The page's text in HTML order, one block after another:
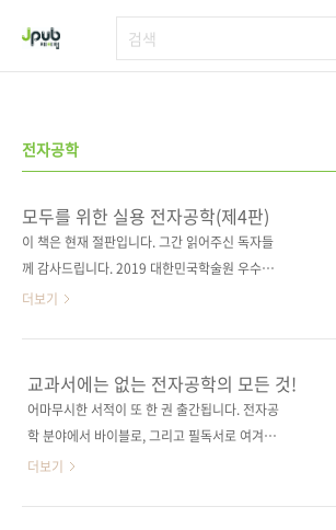
전자공학
모두를 위한 실용 전자공학(제4판)
이 책은 현재 절판입니다. 그간 읽어주신 독자들
께 감사드립니다. 2019 대한민국학술원 우수학
술도서 선정!초보 메이커는 물론 현업 종사자 모
Education원서명 Practical Electronics for
Inventors, Fourth Edition(원서 ISBN:
9781259587542) 저자명 폴 슈레즈, 사이먼 몽
이지 1076쪽시리즈 I♥Robot 13판 형 국배판
변형(215*280*43)제 본 무선(soft cover)정
더보기
교과서에는 없는 전자공학의 모든 것!
어마무시한 서적이 또 한 권 출간됩니다. 전자공
학 분야에서 바이블로, 그리고 필독서로 여겨지
던 《Practical Electronics, 4th edition》이
더보기